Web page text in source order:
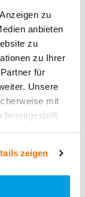
zu
anbieten
zu
zu Ihrer
für
Unsere
mit
bereitgestellt
zeigen